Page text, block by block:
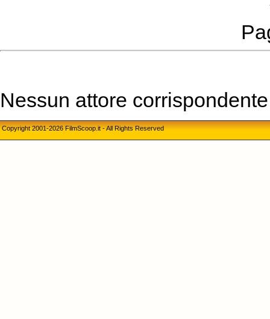
Nessun attore
Copyright 2001-2026 FilmScoop.it - All Rights Reserved